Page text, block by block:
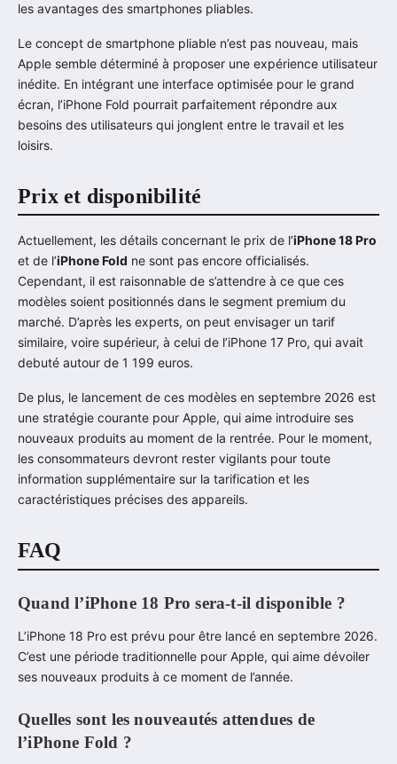
les avantages des smartphones pliables.
Le concept de smartphone pliable n’est pas nouveau, mais
Apple semble déterminé à proposer une expérience utilisateur
inédite. En intégrant une interface optimisée pour le grand
écran, l’iPhone Fold pourrait parfaitement répondre aux
besoins des utilisateurs qui jonglent entre le travail et les
loisirs.
Prix et disponibilité
Actuellement, les détails concernant le prix de l’iPhone 18 Pro
et de l’iPhone Fold ne sont pas encore officialisés.
Cependant, il est raisonnable de s’attendre à ce que ces
modèles soient positionnés dans le segment premium du
marché. D’après les experts, on peut envisager un tarif
similaire, voire supérieur, à celui de l’iPhone 17 Pro, qui avait
debuté autour de 1 199 euros.
De plus, le lancement de ces modèles en septembre 2026 est
une stratégie courante pour Apple, qui aime introduire ses
nouveaux produits au moment de la rentrée. Pour le moment,
les consommateurs devront rester vigilants pour toute
information supplémentaire sur la tarification et les
caractéristiques précises des appareils.
FAQ
Quand l’iPhone 18 Pro sera-t-il disponible ?
L’iPhone 18 Pro est prévu pour être lancé en septembre 2026.
C’est une période traditionnelle pour Apple, qui aime dévoiler
ses nouveaux produits à ce moment de l’année.
Quelles sont les nouveautés attendues de
l’iPhone Fold ?